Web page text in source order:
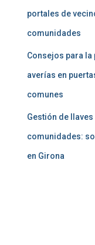
portales de
comunidades
Consejos para la
averías en
comunes
Gestión de
comunidades:
en Girona